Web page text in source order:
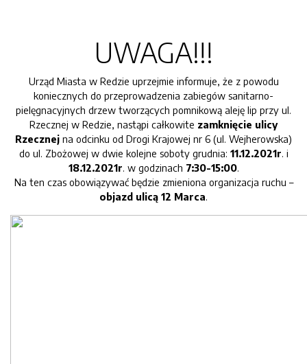
UWAGA!!!
Urząd Miasta w Redzie uprzejmie informuje, że z powodu
koniecznych do przeprowadzenia zabiegów sanitarno-
pielęgnacyjnych drzew tworzących pomnikową aleję lip przy ul.
Rzecznej w Redzie, nastąpi całkowite zamknięcie ulicy
Rzecznej na odcinku od Drogi Krajowej nr 6 (ul. Wejherowska)
do ul. Zbożowej w dwie kolejne soboty grudnia: 11.12.2021r. i
18.12.2021r. w godzinach 7:30-15:00.
Na ten czas obowiązywać będzie zmieniona organizacja ruchu –
objazd ulicą 12 Marca.